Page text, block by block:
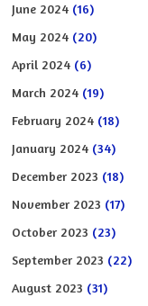
June 2024 (16)
May 2024 (20)
April 2024 (6)
March 2024 (19)
February 2024 (18)
January 2024 (34)
December 2023 (18)
November 2023 (17)
October 2023 (23)
September 2023 (22)
August 2023 (31)